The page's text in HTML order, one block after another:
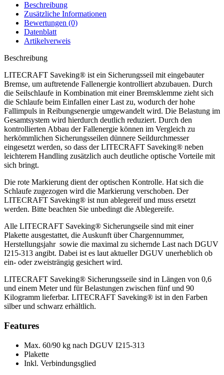
Beschreibung
Zusätzliche Informationen
Bewertungen (0)
Datenblatt
Artikelverweis
Beschreibung
LITECRAFT Saveking® ist ein Sicherungsseil mit eingebauter
Bremse, um auftretende Fallenergie kontrolliert abzubauen. Durch
die Seilschlaufe in Kombination mit einer Bremsklemme zieht sich
die Schlaufe beim Einfallen einer Last zu, wodurch der hohe
Fallimpuls in Reibungsenergie umgewandelt wird. Die Belastung im
Gesamtsystem wird hierdurch deutlich reduziert. Durch den
kontrollierten Abbau der Fallenergie können im Vergleich zu
herkömmlichen Sicherungsseilen dünnere Seildurchmesser
eingesetzt werden, so dass der LITECRAFT Saveking® neben
leichterem Handling zusätzlich auch deutliche optische Vorteile mit
sich bringt.
Die rote Markierung dient der optischen Kontrolle. Hat sich die
Schlaufe zugezogen wird die Markierung verschoben. Der
LITECRAFT Saveking® ist nun ablegereif und muss ersetzt
werden. Bitte beachten Sie unbedingt die Ablegereife.
Alle LITECRAFT Saveking® Sicherungseile sind mit einer
Plakette ausgestattet, die Auskunft über Chargennummer,
Herstellungsjahr sowie die maximal zu sichernde Last nach DGUV
I215-313 angibt. Dabei ist es laut aktueller DGUV unerheblich ob
ein- oder zweisträngig gesichert wird.
LITECRAFT Saveking® Sicherungsseile sind in Längen von 0,6
und einem Meter und für Belastungen zwischen fünf und 90
Kilogramm lieferbar. LITECRAFT Saveking® ist in den Farben
silber und schwarz erhältlich.
Features
Max. 60/90 kg nach DGUV I215-313
Plakette
Inkl. Verbindungsglied